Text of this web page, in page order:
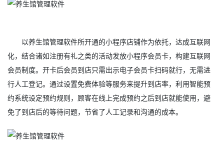
以养生馆管理软件所开通的小程序店铺作为依托，达成互联网
化，结合诸如注册有礼之类的活动发放小程序会员卡，构建互联网
会员制度。开卡后会员到店只需出示电子会员卡扫码就行，无需进
行人工登记。通过设置免费体验等服务来提升到店率，利用智能预
约系统设定预约规则，顾客在线上完成预约之后到店就能使用，避
免了到店后的等待问题，节省了人工记录和沟通的成本。